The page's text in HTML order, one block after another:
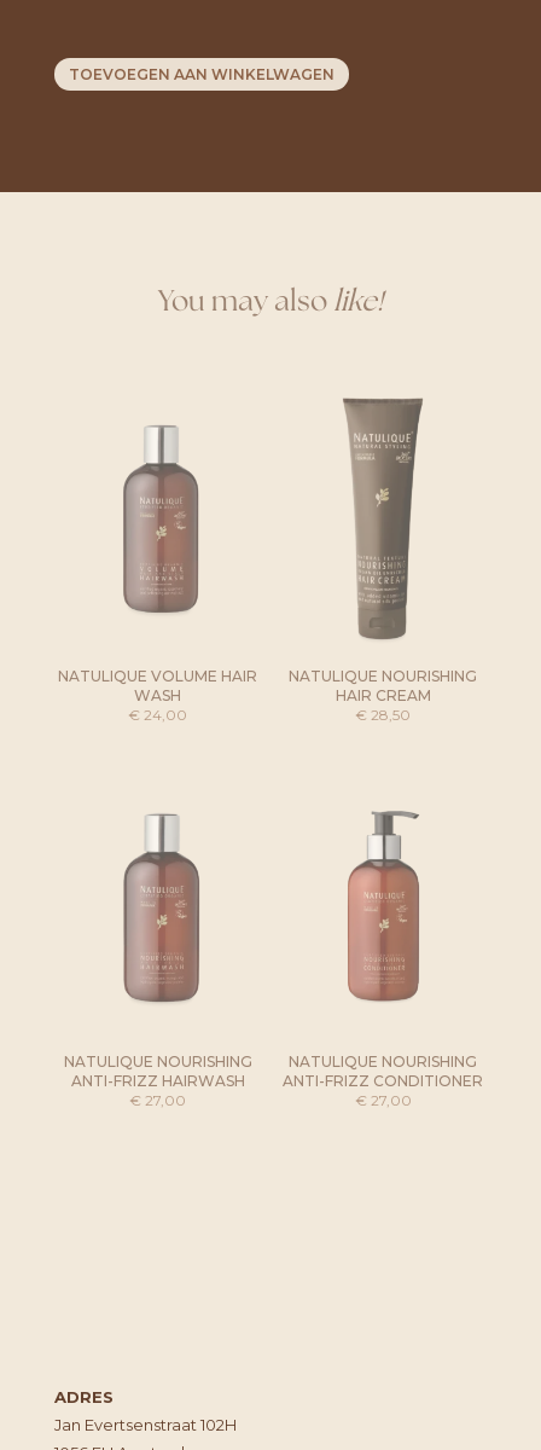
TOEVOEGEN AAN WINKELWAGEN
You may alsolike!
NATULIQUE VOLUME HAIR
WASH
€ 24,00
NATULIQUE NOURISHING
HAIR CREAM
€ 28,50
NATULIQUE NOURISHING
ANTI-FRIZZ HAIRWASH
€ 27,00
NATULIQUE NOURISHING
ANTI-FRIZZ CONDITIONER
€ 27,00
ADRES
Jan Evertsenstraat 102H